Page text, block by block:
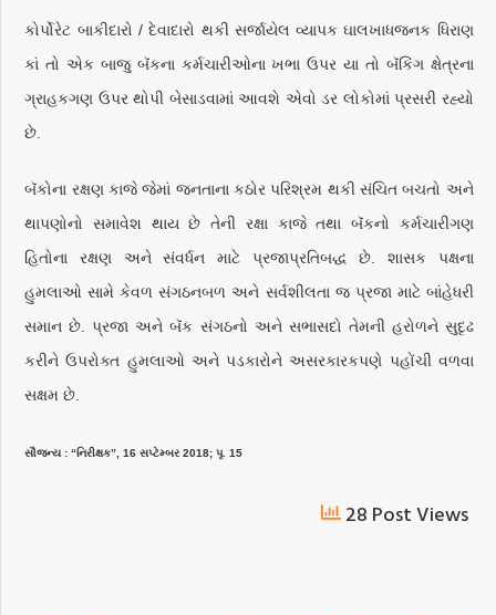
કોર્પોરેટ બાકીદારો / દેવાદારો થકી સર્જાયેલ વ્યાપક ઘાલખાધજનક ધિરાણ
કાં તો એક બાજુ બૅંકના કર્મચારીઓના ખભા ઉપર યા તો બૅંકિંગ ક્ષેત્રના
ગ્રાહકગણ ઉપર થોપી બેસાડવામાં આવશે એવો ડર લોકોમાં પ્રસરી રહ્યો
છે.
બૅંકોના રક્ષણ કાજે જેમાં જનતાના કઠોર પરિશ્રમ થકી સંચિત બચતો અને
થાપણોનો સમાવેશ થાય છે તેની રક્ષા કાજે તથા બૅંકનો કર્મચારીગણ
હિતોના રક્ષણ અને સંવર્ધન માટે પ્રજાપ્રતિબદ્ધ છે. શાસક પક્ષના
હુમલાઓ સામે કેવળ સંગઠનબળ અને સર્વશીલતા જ પ્રજા માટે બાંહેધરી
સમાન છે. પ્રજા અને બૅંક સંગઠનો અને સભાસદો તેમની હરોળને સુદૃઢ
કરીને ઉપરોક્ત હુમલાઓ અને પડકારોને અસરકારકપણે પહોંચી વળવા
સક્ષમ છે.
સૌજન્ય : “નિરીક્ષક”, 16 સપ્ટેમ્બર 2018; પૃ. 15
28 Post Views